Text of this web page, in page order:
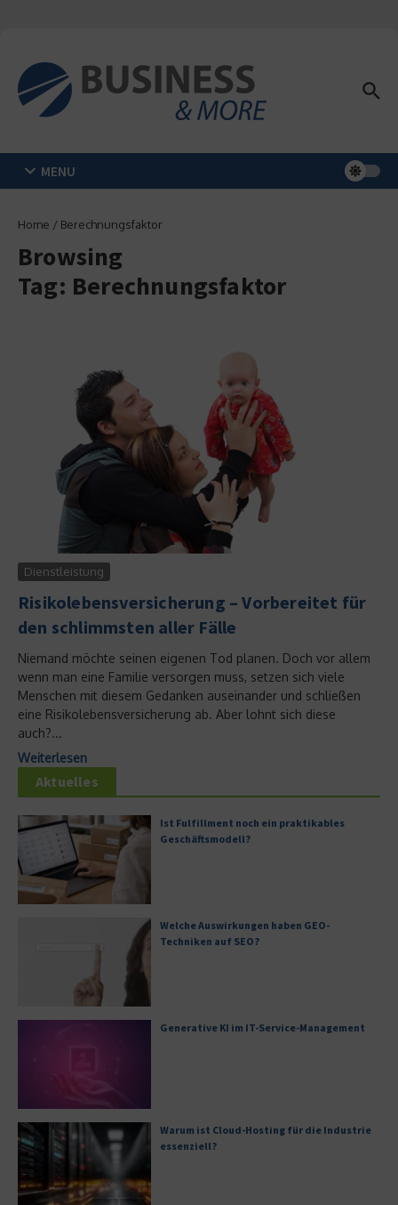
MENU
Home / Berechnungsfaktor
Browsing
Tag: Berechnungsfaktor
Dienstleistung
Risikolebensversicherung – Vorbereitet für
den schlimmsten aller Fälle
Niemand möchte seinen eigenen Tod planen. Doch vor allem
wenn man eine Familie versorgen muss, setzen sich viele
Menschen mit diesem Gedanken auseinander und schließen
eine Risikolebensversicherung ab. Aber lohnt sich diese
auch?...
Weiterlesen
Aktuelles
Ist Fulfillment noch ein praktikables
Geschäftsmodell?
Welche Auswirkungen haben GEO-
Techniken auf SEO?
Generative KI im IT-Service-Management
Warum ist Cloud-Hosting für die Industrie
essenziell?